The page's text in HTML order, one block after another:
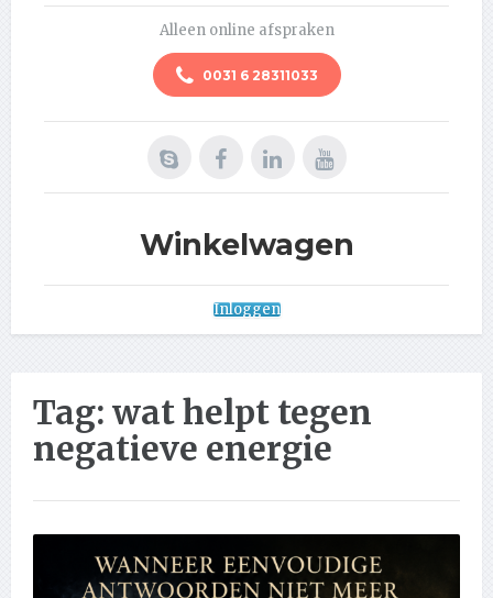
Alleen online afspraken
0031 6 28311033
Winkelwagen
Inloggen
Tag: wat helpt tegen
negatieve energie